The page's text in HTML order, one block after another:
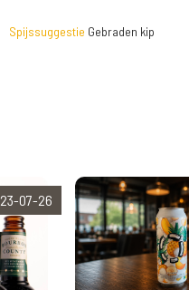
Spijssuggestie Gebraden kip
23-07-26